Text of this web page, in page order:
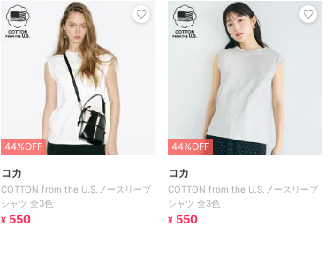
44%OFF
コカ
COTTON from the U.S.ノースリーブ
シャツ 全3色
¥ 550
44%OFF
コカ
COTTON from the U.S.ノースリーブ
シャツ 全3色
¥ 550